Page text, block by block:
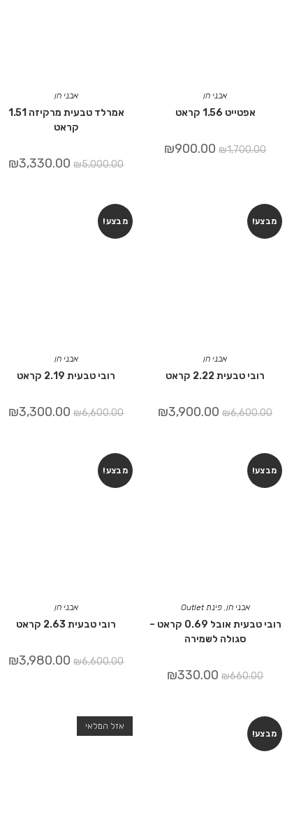
אבני חן
אמרלד טבעית מרקיזה 1.51
קראט
₪5,000.00
₪3,330.00
אבני חן
אפטייט 1.56 קראט
₪1,700.00
₪900.00
מבצע!
אבני חן
רובי טבעית 2.19 קראט
₪6,600.00
₪3,300.00
מבצע!
אבני חן
רובי טבעית 2.22 קראט
₪6,600.00
₪3,900.00
מבצע!
אבני חן
רובי טבעית 2.63 קראט
₪6,600.00
₪3,980.00
מבצע!
אבני חן,פינת Outlet
רובי טבעית אובל 0.69 קראט –
סגולה לשמירה
₪660.00
₪330.00
אזל המלאי
מבצע!